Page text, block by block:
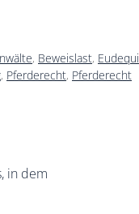
, Beweislast, Eudequi
, Pferderecht, Pferderecht
in dem